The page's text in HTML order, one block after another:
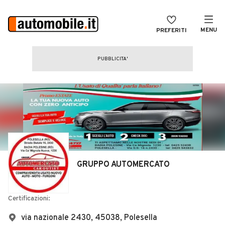
PREFERITI MENU
CERCA
Auto usate
Auto Km 0
Auto Nuove
Noleggio a lungo termine
Auto d'epoca
Moto
MAGAZINE
ACCEDI
GRUPPO AUTOMERCATO
Certificazioni:
via nazionale 2430, 45038, Polesella